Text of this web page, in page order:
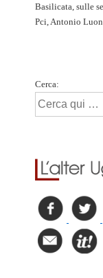
Basilicata, sulle
Pci, Antonio
Cerca: